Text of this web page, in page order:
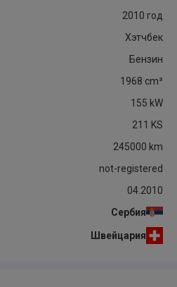
2010 год
Хэтчбек
Бензин
1968 cm³
155 kW
211 KS
245000 km
not-registered
04.2010
Сербия
Швейцария